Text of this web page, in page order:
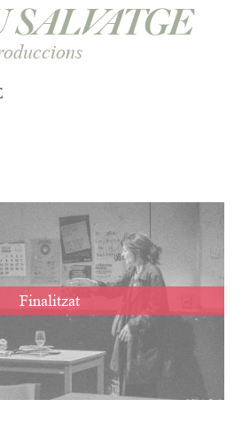
SALVATGE
Finalitzat